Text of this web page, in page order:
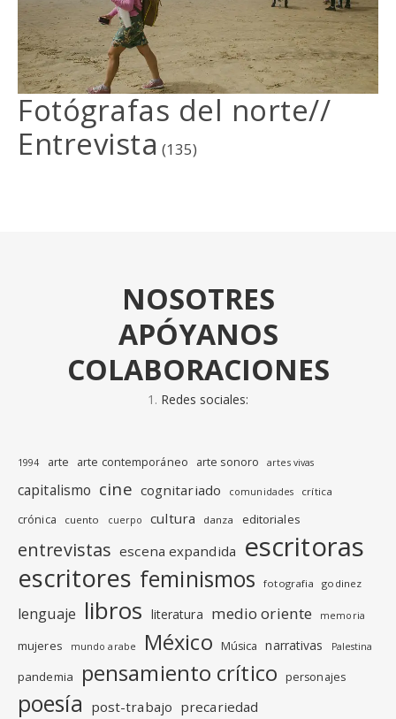
Fotógrafas del norte//
Entrevista (135)
NOSOTRES
APÓYANOS
COLABORACIONES
Redes sociales:
1994 arte arte contemporáneo arte sonoro artes vivas
capitalismo cine cognitariado comunidades crítica
crónica cuento cuerpo cultura danza editoriales
entrevistas escena expandida escritoras
escritores feminismos fotografia godinez
lenguaje libros literatura medio oriente memoria
mujeres mundo arabe México Música narrativas Palestina
pandemia pensamiento crítico personajes
poesía post-trabajo precariedad